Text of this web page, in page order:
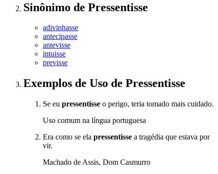
Sinônimo de Pressentisse
adivinhasse
antecipasse
antevisse
intuisse
previsse
Exemplos de Uso de Pressentisse
Se eu pressentisse o perigo, teria tomado mais cuidado.
Uso comum na língua portuguesa
Era como se ela pressentisse a tragédia que estava por
vir.
Machado de Assis, Dom Casmurro